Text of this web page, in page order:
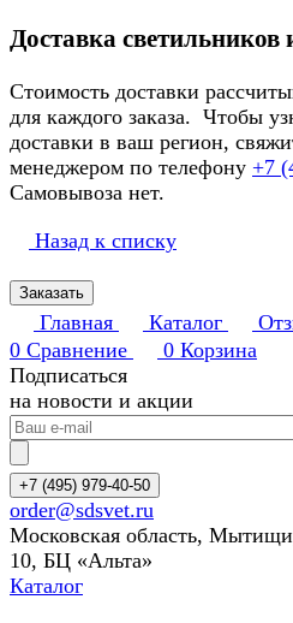
Доставка светильников
Стоимость доставки
для каждого заказа. Чтобы
доставки в ваш регион,
менеджером по телефону +7
Самовывоза нет.
Назад к списку
Заказать
Главная Каталог
0 Сравнение 0 Корзина
Подписаться
на новости и акции
+7 (495) 979-40-50
order@sdsvet.ru
Московская область,
10, БЦ «Альта»
Каталог